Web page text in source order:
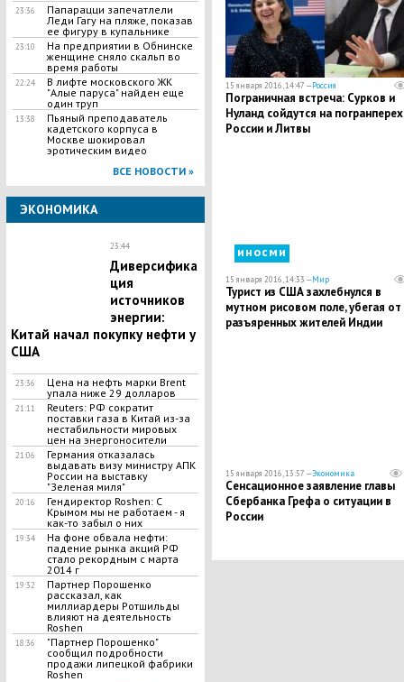
23:36
Папарацци запечатлели
Леди Гагу на пляже, показав
ее фигуру в купальнике
23:10
На предприятии в Обнинске
женщине сняло скальп во
время работы
22:24
В лифте московского ЖК
"Алые паруса" найден еще
один труп
13:38
Пьяный преподаватель
кадетского корпуса в
Москве шокировал
эротическим видео
ВСЕ НОВОСТИ »
ЭКОНОМИКА
23:44
Диверсифика
ция
источников
энергии:
Китай начал покупку нефти у
США
23:36
Цена на нефть марки Brent
упала ниже 29 долларов
21:11
Reuters: РФ сократит
поставки газа в Китай из-за
нестабильности мировых
цен на энергоносители
21:06
Германия отказалась
выдавать визу министру АПК
России на выставку
"Зеленая миля"
20:16
Гендиректор Roshen: С
Крымом мы не работаем - я
как-то забыл о них
19:34
На фоне обвала нефти:
падение рынка акций РФ
стало рекордным с марта
2014 г
19:32
Партнер Порошенко
рассказал, как
миллиардеры Ротшильды
влияют на деятельность
Roshen
18:36
"Партнер Порошенко"
сообщил подробности
продажи липецкой фабрики
Roshen
15 января 2016, 14:47 —Россия
Пограничная встреча: Сурков и
Нуланд сойдутся на
России и Литвы
иносми
15 января 2016, 14:33 —Мир
Турист из США захлебнулся в
мутном рисовом поле, убегая от
разъяренных жителей Индии
15 января 2016, 13:57 —Экономика
Сенсационное заявление главы
Сбербанка Грефа о ситуации в
России